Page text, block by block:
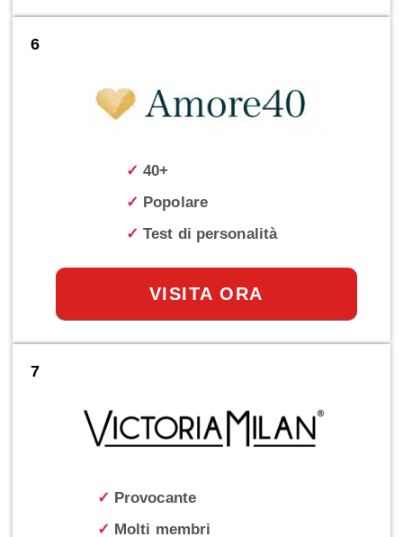
6
✓ 40+
✓ Popolare
✓ Test di personalità
VISITA ORA
7
✓ Provocante
✓ Molti membri